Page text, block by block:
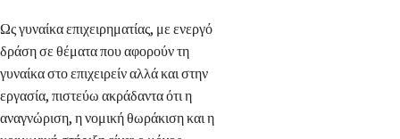
Ως γυναίκα επιχειρηματίας, με ενεργό
δράση σε θέματα που αφορούν τη
γυναίκα στο επιχειρείν αλλά και στην
εργασία, πιστεύω ακράδαντα ότι η
αναγνώριση, η νομική θωράκιση και η